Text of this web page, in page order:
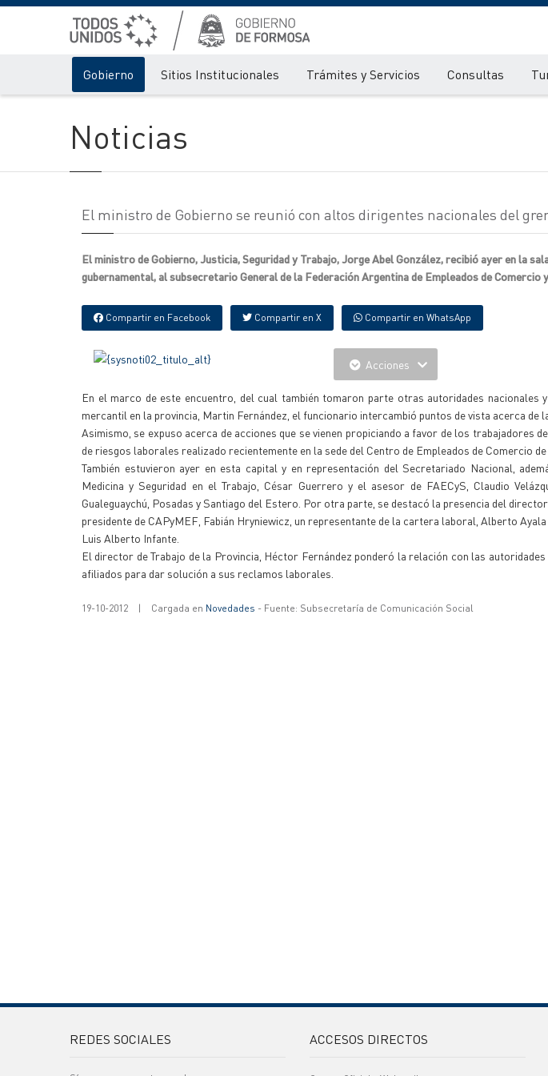
Gobierno Sitios Institucionales Trámites y Servicios Consultas
Noticias
El ministro de Gobierno se reunió con altos dirigentes nacionales del
El ministro de Gobierno, Justicia, Seguridad y Trabajo, Jorge Abel González, recibió ayer en la
gubernamental, al subsecretario General de la Federación Argentina de Empleados de Comercio
Compartir en Facebook Compartir en X Compartir en WhatsApp
Acciones
En el marco de este encuentro, del cual también tomaron parte otras autoridades
mercantil en la provincia, Martin Fernández, el funcionario intercambió puntos de vista acerca de
Asimismo, se expuso acerca de acciones que se vienen propiciando a favor de los trabajadores
de riesgos laborales realizado recientemente en la sede del Centro de Empleados de Comercio de
También estuvieron ayer en esta capital y en representación del Secretariado Nacional,
Medicina y Seguridad en el Trabajo, César Guerrero y el asesor de FAECyS, Claudio
Gualeguaychú, Posadas y Santiago del Estero. Por otra parte, se destacó la presencia del
presidente de CAPyMEF, Fabián Hryniewicz, un representante de la cartera laboral, Alberto
Luis Alberto Infante.
El director de Trabajo de la Provincia, Héctor Fernández ponderó la relación con las
afiliados para dar solución a sus reclamos laborales.
19-10-2012 | Cargada en Novedades - Fuente: Subsecretaría de Comunicación Social
REDES SOCIALES ACCESOS DIRECTOS